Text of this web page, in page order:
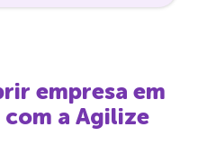
empresa em
com a Agilize